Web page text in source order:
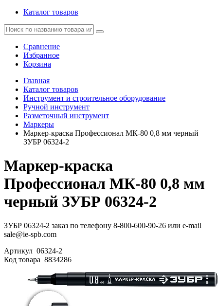
Каталог товаров
Сравнение
Избранное
Корзина
Главная
Каталог товаров
Инструмент и строительное оборудование
Ручной инструмент
Разметочный инструмент
Маркеры
Маркер-краска Профессионал МК-80 0,8 мм черный
ЗУБР 06324-2
Маркер-краска
Профессионал МК-80 0,8 мм
черный ЗУБР 06324-2
ЗУБР 06324-2 заказ по телефону 8-800-600-90-26 или e-mail
sale@ie-spb.com
Артикул 06324-2
Код товара 8834286